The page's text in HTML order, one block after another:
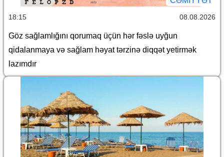
18:15 08.08.2026
Göz sağlamlığını qorumaq üçün hər fəslə uyğun
qidalanmaya və sağlam həyat tərzinə diqqət yetirmək
lazımdır